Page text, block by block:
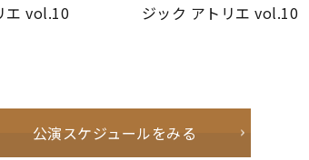
エ vol.10
ジック アトリエ vol.10
公演スケジュールをみる